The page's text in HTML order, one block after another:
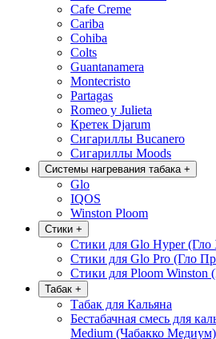
Cafe Creme
Cariba
Cohiba
Colts
Guantanamera
Montecristo
Partagas
Romeo y Julieta
Кретек Djarum
Сигариллы Bucanero
Сигариллы Moods
Системы нагревания табака +
Glo
IQOS
Winston Ploom
Стики +
Стики для Glo Hyper (Гло
Стики для Glo Pro (Гло
Стики для Ploom
Табак +
Табак для Кальяна
Бестабачная смесь для
Medium (Чабакко